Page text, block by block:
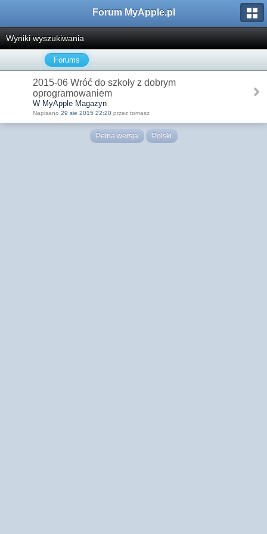
Forum MyApple.pl
Wyniki wyszukiwania
Forums
2015-06 Wróć do szkoły z dobrym
oprogramowaniem
W MyApple Magazyn
Napisano 29 sie 2015 22:20 przez tomasz
Pełna wersja Polski